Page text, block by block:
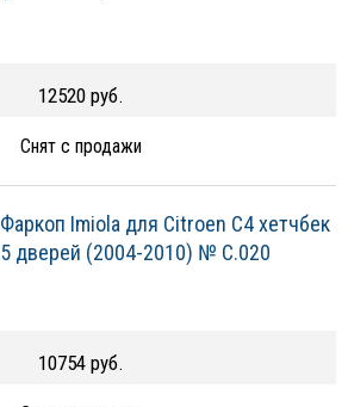
12520 руб.
Снят с продажи
Фаркоп Imiola для Citroen C4 хетчбек
5 дверей (2004-2010) № C.020
10754 руб.